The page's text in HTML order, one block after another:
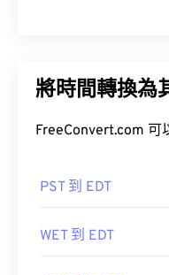
將時間轉換為
FreeConvert.com 可
PST 到 EDT
WET 到 EDT